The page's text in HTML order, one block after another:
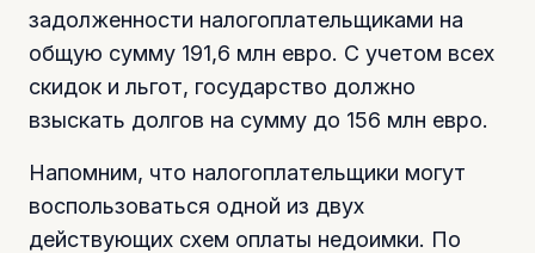
задолженности налогоплательщиками на
общую сумму 191,6 млн евро. С учетом всех
скидок и льгот, государство должно
взыскать долгов на сумму до 156 млн евро.
Напомним, что налогоплательщики могут
воспользоваться одной из двух
действующих схем оплаты недоимки. По